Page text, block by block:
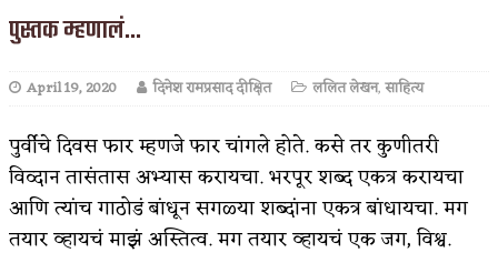
पाटलाची विहीर
शपथ
पुस्तके बदलायची आहेत तुम्हाला!
किती घोषणांचा पाऊस होता
पुस्तक म्हणालं…
April 19, 2020 दिनेश रामप्रसाद दीक्षित ललित लेखन,साहित्य
पुर्वीचे दिवस फार म्हणजे फार चांगले होते. कसे तर कुणीतरी
विव्दान तासंतास अभ्यास करायचा. भरपूर शब्द एकत्र करायचा
आणि त्यांच गाठोडं बांधून सगळ्या शब्दांना एकत्र बांधायचा. मग
तयार व्हायचं माझं अस्तित्व. मग तयार व्हायचं एक जग, विश्व.